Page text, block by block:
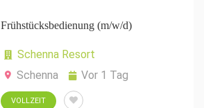
Frühstücksbedienung (m/w/d)
Schenna Resort
Schenna
Vor 1 Tag
VOLLZEIT